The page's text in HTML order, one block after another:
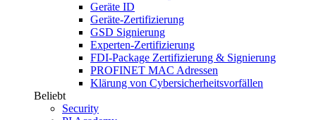
Geräte ID
Geräte-Zertifizierung
GSD Signierung
Experten-Zertifizierung
FDI-Package Zertifizierung & Signierung
PROFINET MAC Adressen
Klärung von Cybersicherheitsvorfällen
Beliebt
Security